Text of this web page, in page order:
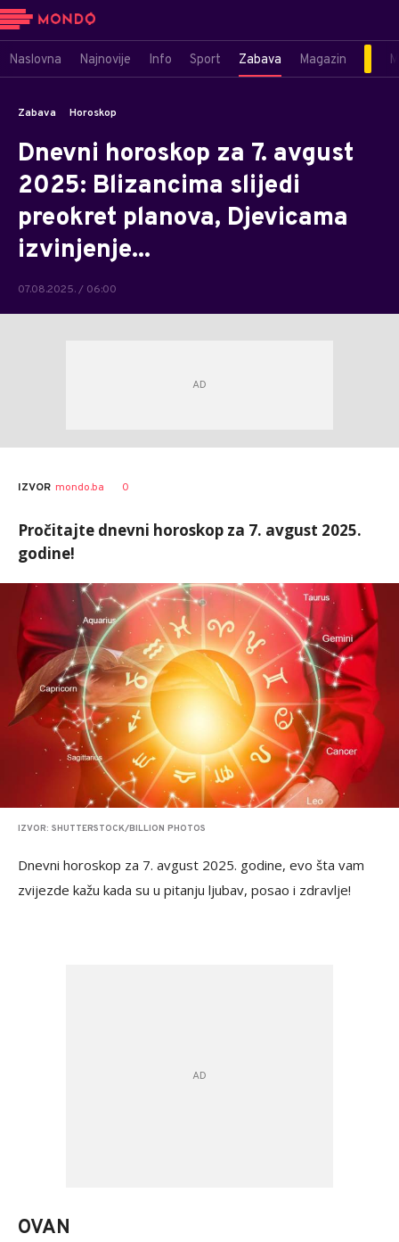
Naslovna Najnovije Info Sport Zabava Magazin
Zabava Horoskop
Dnevni horoskop za 7. avgust
2025: Blizancima slijedi
preokret planova, Djevicama
izvinjenje...
07.08.2025. / 06:00
IZVOR mondo.ba 0
Pročitajte dnevni horoskop za 7. avgust 2025.
godine!
IZVOR: SHUTTERSTOCK/BILLION PHOTOS
Dnevni horoskop za 7. avgust 2025. godine, evo šta vam
zvijezde kažu kada su u pitanju ljubav, posao i zdravlje!
OVAN